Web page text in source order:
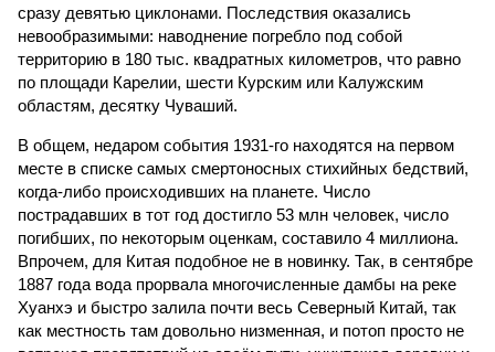
сразу девятью циклонами. Последствия оказались
невообразимыми: наводнение погребло под собой
территорию в 180 тыс. квадратных километров, что равно
по площади Карелии, шести Курским или Калужским
областям, десятку Чуваший.
В общем, недаром события 1931-го находятся на первом
месте в списке самых смертоносных стихийных бедствий,
когда-либо происходивших на планете. Число
пострадавших в тот год достигло 53 млн человек, число
погибших, по некоторым оценкам, составило 4 миллиона.
Впрочем, для Китая подобное не в новинку. Так, в сентябре
1887 года вода прорвала многочисленные дамбы на реке
Хуанхэ и быстро залила почти весь Северный Китай, так
как местность там довольно низменная, и потоп просто не